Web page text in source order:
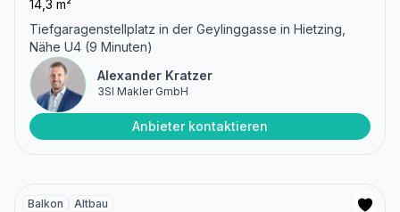
14,3 m²
Tiefgaragenstellplatz in der Geylinggasse in Hietzing,
Nähe U4 (9 Minuten)
Alexander Kratzer
3SI Makler GmbH
Anbieter kontaktieren
Balkon Altbau